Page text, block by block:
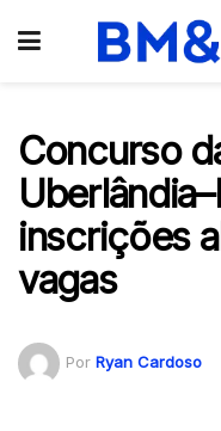
Concurso
inscrições
vagas
Por Ryan Cardoso